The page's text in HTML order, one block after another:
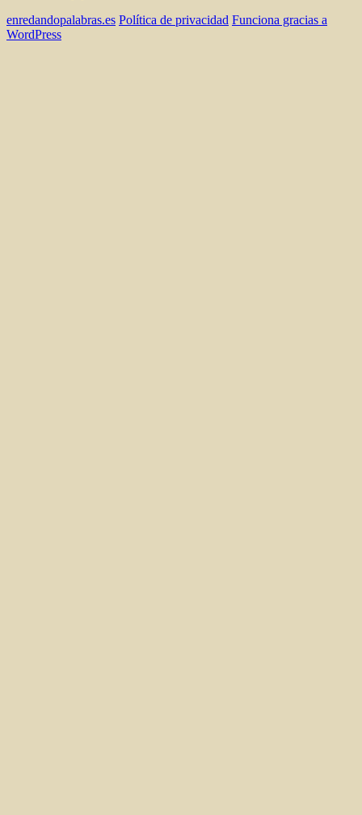
enredandopalabras.es Política de privacidad Funciona gracias a
WordPress